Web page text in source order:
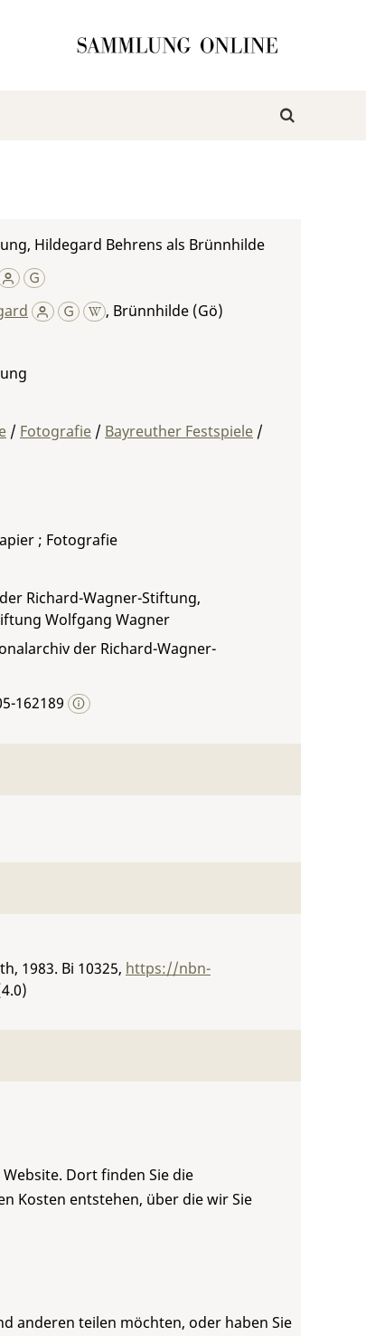
Hildegard Behrens als Brünnhilde
, Brünnhilde (Gö)
; Fotografie
Richard-Wagner-Stiftung,
Wolfgang Wagner
/ Fotografie / Bayreuther Festspiele /
der Richard-Wagner-
162189
1983. Bi 10325, https://nbn-
Dort finden Sie die
Kosten entstehen, über die wir Sie
anderen teilen möchten, oder haben Sie